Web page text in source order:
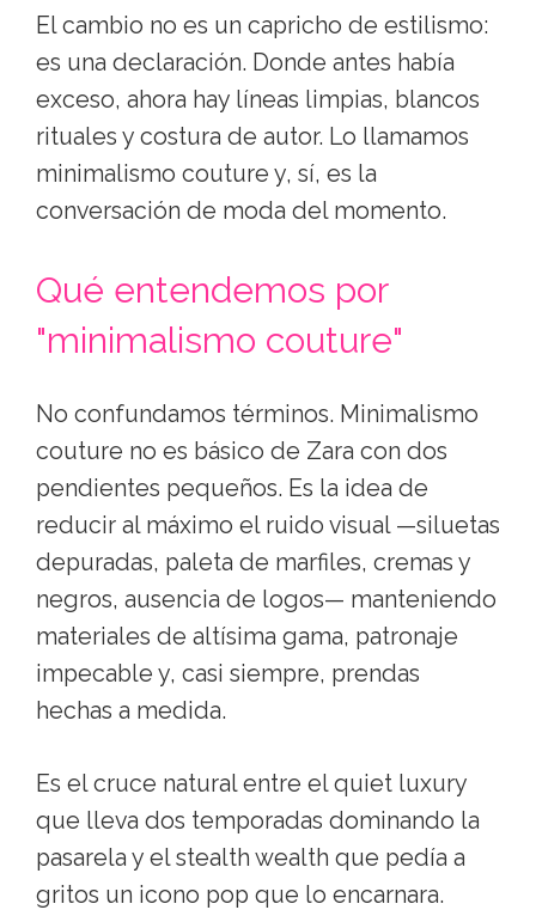
El cambio no es un capricho de estilismo:
es una declaración. Donde antes había
exceso, ahora hay líneas limpias, blancos
rituales y costura de autor. Lo llamamos
minimalismo couture y, sí, es la
conversación de moda del momento.
Qué entendemos por
"minimalismo couture"
No confundamos términos. Minimalismo
couture no es básico de Zara con dos
pendientes pequeños. Es la idea de
reducir al máximo el ruido visual —siluetas
depuradas, paleta de marfiles, cremas y
negros, ausencia de logos— manteniendo
materiales de altísima gama, patronaje
impecable y, casi siempre, prendas
hechas a medida.
Es el cruce natural entre el quiet luxury
que lleva dos temporadas dominando la
pasarela y el stealth wealth que pedía a
gritos un icono pop que lo encarnara.